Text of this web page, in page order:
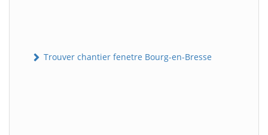
Trouver chantier fenetre Bourg-en-Bresse